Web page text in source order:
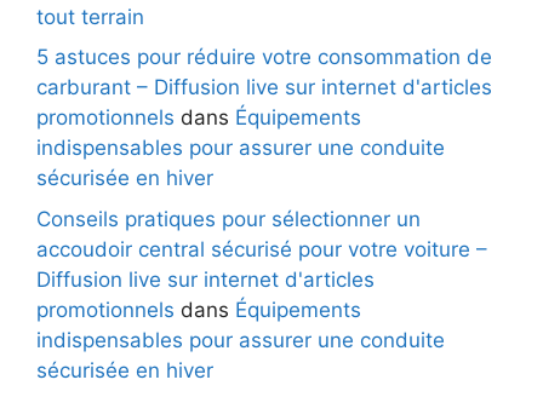
tout terrain
5 astuces pour réduire votre consommation de
carburant – Diffusion live sur internet d'articles
promotionnels dans Équipements
indispensables pour assurer une conduite
sécurisée en hiver
Conseils pratiques pour sélectionner un
accoudoir central sécurisé pour votre voiture –
Diffusion live sur internet d'articles
promotionnels dans Équipements
indispensables pour assurer une conduite
sécurisée en hiver